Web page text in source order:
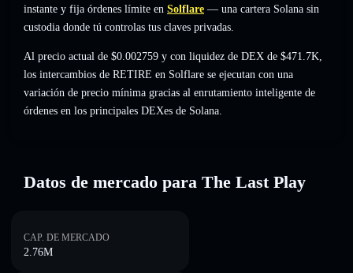
instante y fija órdenes límite en Solflare — una cartera Solana sin
custodia donde tú controlas tus claves privadas.
Al precio actual de $0.002759 y con liquidez de DEX de $471.7K,
los intercambios de RETIRE en Solflare se ejecutan con una
variación de precio mínima gracias al enrutamiento inteligente de
órdenes en los principales DEXes de Solana.
Datos de mercado para The Last Play
CAP. DE MERCADO
2.76M